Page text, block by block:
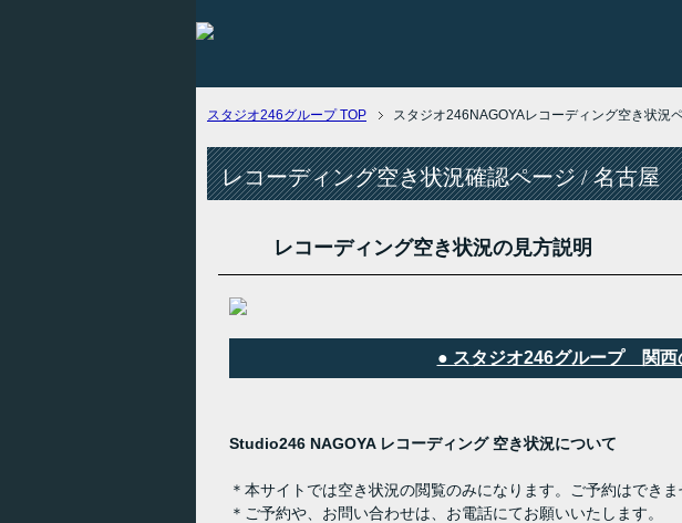
スタジオ246グループTOP スタジオ246NAGOYAレコーディング空き状況
レコーディング空き状況確認ページ / 名古屋
レコーディング空き状況の見方説明
● スタジオ246グループ 関西
Studio246 NAGOYA レコーディング 空き状況について
＊本サイトでは空き状況の閲覧のみになります。ご予約はできま
＊ご予約や、お問い合わせは、お電話にてお願いいたします。